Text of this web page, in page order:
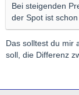
Bei steigenden
der Spot ist schon
Das solltest du mir
soll, die Differenz